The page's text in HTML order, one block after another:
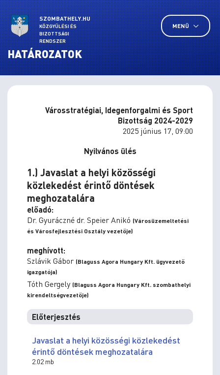
SZOMBATHELY.HU
KÖZGYŰLÉSI ÉS
BIZOTTSÁGI
RENDSZER
MENÜ
HATÁROZATOK
Városstratégiai, Idegenforgalmi és Sport
Bizottság 2024-2029
2025 június 17, 09:00
Nyilvános ülés
1.) Javaslat a helyi közösségi
közlekedést érintő döntések
meghozatalára
előadó:
Dr. Gyuráczné dr. Speier Anikó (Városüzemeltetési
és Városfejlesztési Osztály vezetője)
meghívott:
Szlávik Gábor (Blaguss Agora Hungary Kft. ügyvezető
igazgatója)
Tóth Gergely (Blaguss Agora Hungary Kft. szombathelyi
kirendeltségvezetője)
Előterjesztés
Javaslat a helyi közösségi közlekedést
érintő döntések meghozatalára
2.02 mb